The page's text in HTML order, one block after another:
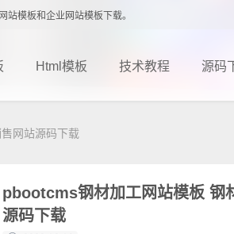
模板和企业网站模板下载。
Html模板 技术教程 源码
网站源码下载
pbootcms钢材加工网站模板 钢
源码下载